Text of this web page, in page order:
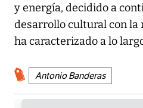
y energía, decidido a
desarrollo cultural con la
ha caracterizado a lo
Antonio Banderas